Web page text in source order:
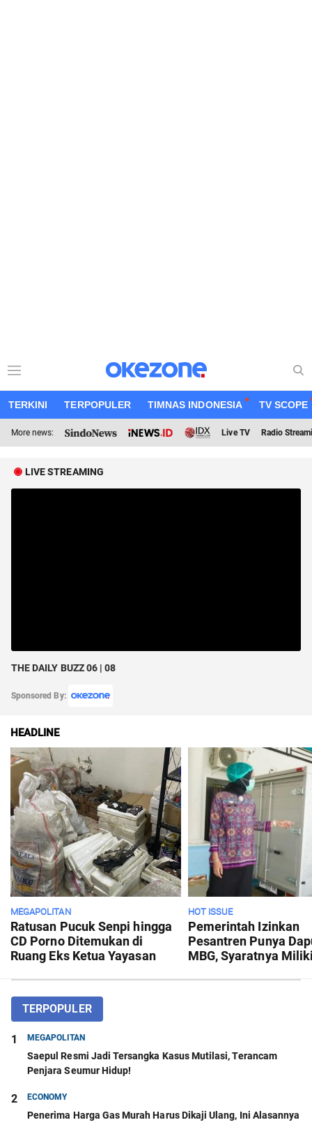
TERKINI TERPOPULER TIMNAS INDONESIA TV SCOPE
More news: Live TV Radio
LIVE STREAMING
THE DAILY BUZZ 06 | 08
Sponsored By:
HEADLINE
MEGAPOLITAN
Ratusan Pucuk Senpi hingga
CD Porno Ditemukan di
Ruang Eks Ketua Yayasan
HOT ISSUE
Pemerintah Izinkan
Pesantren Punya
MBG, Syaratnya
TERPOPULER
1 MEGAPOLITAN
Saepul Resmi Jadi Tersangka Kasus Mutilasi, Terancam
Penjara Seumur Hidup!
2 ECONOMY
Penerima Harga Gas Murah Harus Dikaji Ulang, Ini Alasannya